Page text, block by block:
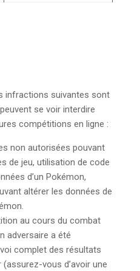
infractions suivantes sont
se voir interdire
compétitions en ligne :
non autorisées pouvant
de jeu, utilisation de code
d’un Pokémon,
altérer les données de
au cours du combat
adversaire a été
complet des résultats
vous d’avoir une